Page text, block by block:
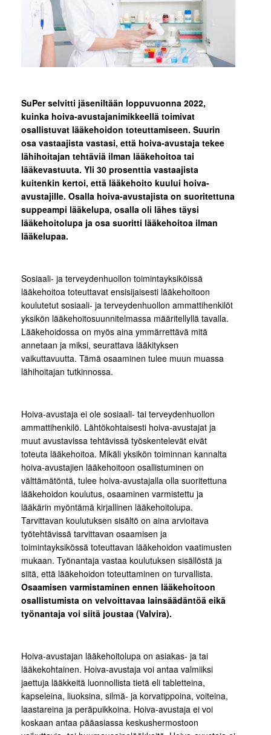
SuPer selvitti jäseniltään loppuvuonna 2022,
kuinka hoiva-avustajanimikkeellä toimivat
osallistuvat lääkehoidon toteuttamiseen. Suurin
osa vastaajista vastasi, että hoiva-avustaja tekee
lähihoitajan tehtäviä ilman lääkehoitoa tai
lääkevastuuta. Yli 30 prosenttia vastaajista
kuitenkin kertoi, että lääkehoito kuului hoiva-
avustajille. Osalla hoiva-avustajista on suoritettuna
suppeampi lääkelupa, osalla oli lähes täysi
lääkehoitolupa ja osa suoritti lääkehoitoa ilman
lääkelupaa.
Sosiaali- ja terveydenhuollon toimintayksiköissä
lääkehoitoa toteuttavat ensisijaisesti lääkehoitoon
koulutetut sosiaali- ja terveydenhuollon ammattihenkilöt
yksikön lääkehoitosuunnitelmassa määritellyllä tavalla.
Lääkehoidossa on myös aina ymmärrettävä mitä
annetaan ja miksi, seurattava lääkityksen
vaikuttavuutta. Tämä osaaminen tulee muun muassa
lähihoitajan tutkinnossa.
Hoiva-avustaja ei ole sosiaali- tai terveydenhuollon
ammattihenkilö. Lähtökohtaisesti hoiva-avustajat ja
muut avustavissa tehtävissä työskentelevät eivät
toteuta lääkehoitoa. Mikäli yksikön toiminnan kannalta
hoiva-avustajien lääkehoitoon osallistuminen on
välttämätöntä, tulee hoiva-avustajalla olla suoritettuna
lääkehoidon koulutus, osaaminen varmistettu ja
lääkärin myöntämä kirjallinen lääkehoitolupa.
Tarvittavan koulutuksen sisältö on aina arvioitava
työtehtävissä tarvittavan osaamisen ja
toimintayksikössä toteuttavan lääkehoidon vaatimusten
mukaan. Työnantaja vastaa koulutuksen sisällöstä ja
siitä, että lääkehoidon toteuttaminen on turvallista.
Osaamisen varmistaminen ennen lääkehoitoon
osallistumista on velvoittavaa lainsäädäntöä eikä
työnantaja voi siitä joustaa (Valvira).
Hoiva-avustajan lääkehoitolupa on asiakas- ja tai
lääkekohtainen. Hoiva-avustaja voi antaa valmiiksi
jaettuja lääkkeitä luonnollista tietä eli tabletteina,
kapseleina, liuoksina, silmä- ja korvatippoina, voiteina,
laastareina ja peräpuikkoina. Hoiva-avustaja ei voi
koskaan antaa pääasiassa keskushermostoon